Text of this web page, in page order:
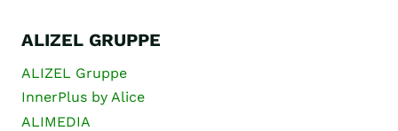
ALIZEL GRUPPE
ALIZEL Gruppe
InnerPlus by Alice
ALIMEDIA